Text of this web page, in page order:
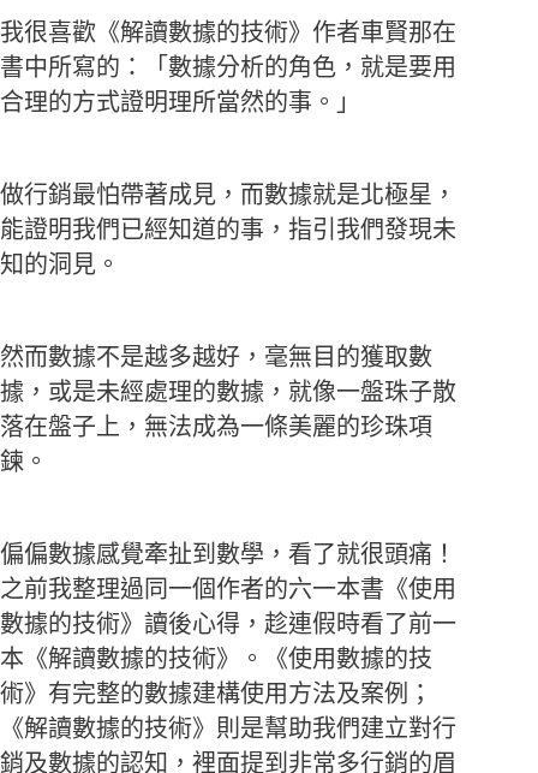
我很喜歡《解讀數據的技術》作者車賢那在
書中所寫的：「數據分析的角色，就是要用
合理的方式證明理所當然的事。」
做行銷最怕帶著成見，而數據就是北極星，
能證明我們已經知道的事，指引我們發現未
知的洞見。
然而數據不是越多越好，毫無目的獲取數
據，或是未經處理的數據，就像一盤珠子散
落在盤子上，無法成為一條美麗的珍珠項
鍊。
偏偏數據感覺牽扯到數學，看了就很頭痛！
之前我整理過同一個作者的六一本書《使用
數據的技術》讀後心得，趁連假時看了前一
本《解讀數據的技術》。《使用數據的技
術》有完整的數據建構使用方法及案例；
《解讀數據的技術》則是幫助我們建立對行
銷及數據的認知，裡面提到非常多行銷的眉